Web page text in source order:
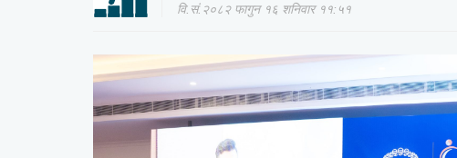
वि.सं.२०८२ फागुन १६ शनिवार ११:५१